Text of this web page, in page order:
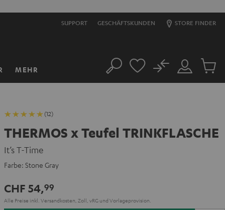
SUPPORT GESCHÄFTSKUNDEN STORE FINDER
MEHR Suche
Mein
Konto
No
Artikel
(12)
THERMOS x Teufel TRINKFLASCHE
It’s T-Time
Farbe: Stone Gray
CHF 54,99
Alle Preise inkl. Versandkosten, Zoll, vRG und Vorlageprovision.